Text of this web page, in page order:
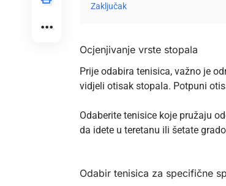
Zaključak
Ocjenjivanje vrste stopala
Prije odabira tenisica, važno je
vidjeli otisak stopala. Potpuni
Odaberite tenisice koje pružaju
da idete u teretanu ili šetate
Odabir tenisica za specifične